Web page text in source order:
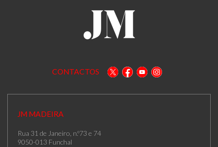
CONTACTOS
JM MADEIRA
Rua 31 de Janeiro, n.º73 e 74
9050-013 Funchal